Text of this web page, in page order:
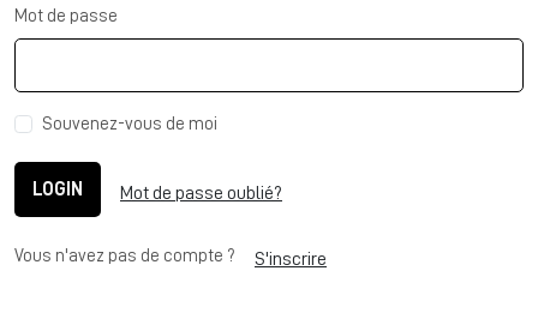
Mot de passe
Souvenez-vous de moi
LOGIN Mot de passe oublié?
Vous n'avez pas de compte ? S'inscrire